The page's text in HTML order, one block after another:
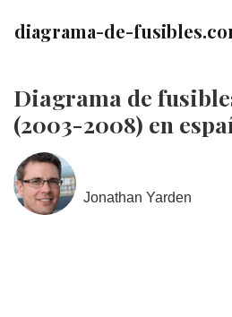
diagrama-de-
Diagrama de
(2003-2008) en
Jonathan Yarden